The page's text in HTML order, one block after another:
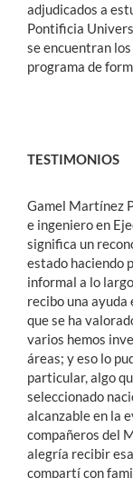
adjudicados a
Pontificia
se encuentran
programa de
TESTIMONIOS
Gamel Martínez
e ingeniero en
significa un
estado haciendo
informal a lo
recibo una
que se ha
varios hemos
áreas; y eso lo
particular, algo
seleccionado
alcanzable en la
compañeros del
alegría recibir
compartí con